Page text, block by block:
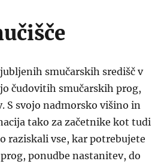
smučarskih središč v
čudovitih smučarskih prog,
svojo nadmorsko višino in
tako za začetnike kot tudi
raziskali vse, kar potrebujete
ponudbe nastanitev, do